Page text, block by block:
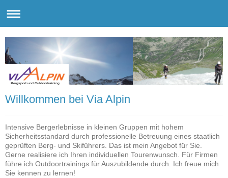
Bergsport und Outdoortraining
Willkommen bei Via Alpin
Intensive Bergerlebnisse in kleinen Gruppen mit hohem
Sicherheitsstandard durch professionelle Betreuung eines staatlich
geprüften Berg- und Skiführers. Das ist mein Angebot für Sie.
Gerne realisiere ich Ihren individuellen Tourenwunsch. Für Firmen
führe ich Outdoortrainings für Auszubildende durch. Ich freue mich
Sie kennen zu lernen!